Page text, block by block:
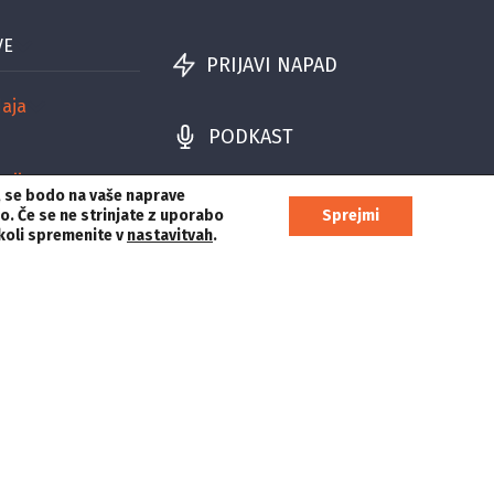
PRIJAVI NAPAD
PODKAST
se bodo na vaše naprave
Če se ne strinjate z uporabo
spremenite vnastavitvah.
Sprejmi